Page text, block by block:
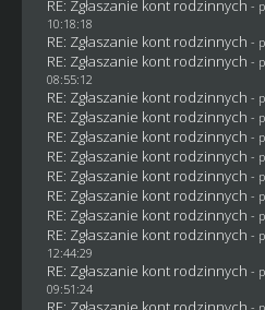
RE: Zgłaszanie kont rodzinnych -
10:18:18
RE: Zgłaszanie kont rodzinnych -
RE: Zgłaszanie kont rodzinnych -
08:55:12
RE: Zgłaszanie kont rodzinnych -
RE: Zgłaszanie kont rodzinnych -
RE: Zgłaszanie kont rodzinnych -
RE: Zgłaszanie kont rodzinnych -
RE: Zgłaszanie kont rodzinnych -
RE: Zgłaszanie kont rodzinnych -
RE: Zgłaszanie kont rodzinnych -
RE: Zgłaszanie kont rodzinnych -
12:44:29
RE: Zgłaszanie kont rodzinnych -
09:51:24